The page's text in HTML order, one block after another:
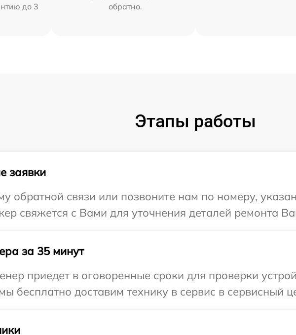
до 3
обратно.
Этапы работы
заявки
обратной связи или позвоните нам по номеру,
свяжется с Вами для уточнения деталей ремонта
за 35 минут
приедет в оговоренные сроки для проверки
бесплатно доставим технику в сервис в сервисный